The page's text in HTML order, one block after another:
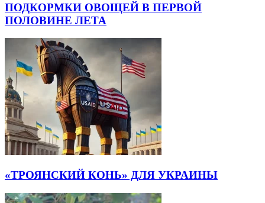
ПОДКОРМКИ ОВОЩЕЙ В ПЕРВОЙ
ПОЛОВИНЕ ЛЕТА
«ТРОЯНСКИЙ КОНЬ» ДЛЯ УКРАИНЫ